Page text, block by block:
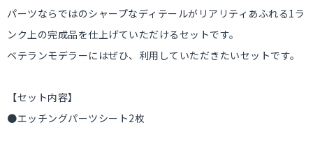
パーツならではのシャープなディテールがリアリティあふれる1ラ
ンク上の完成品を仕上げていただけるセットです。
ベテランモデラーにはぜひ、利用していただきたいセットです。
【セット内容】
●エッチングパーツシート2枚